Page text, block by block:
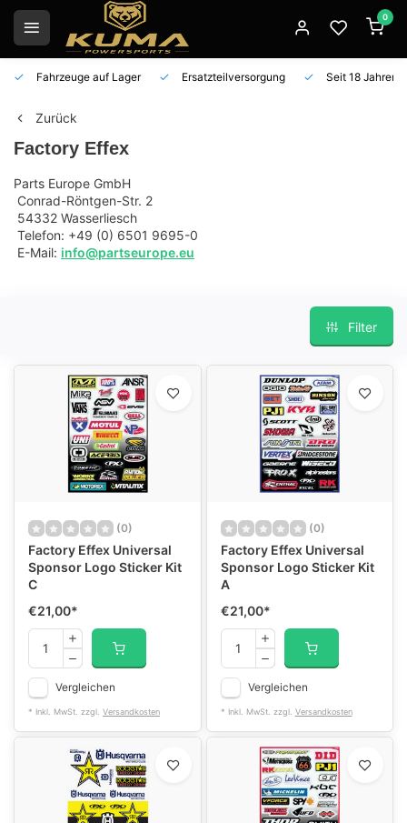
0
Fahrzeuge auf Lager Ersatzteilversorgung Seit 18 Jahren
Zurück
Factory Effex
Parts Europe GmbH
Conrad-Röntgen-Str. 2
54332 Wasserliesch
Telefon: +49 (0) 6501 9695-0
E-Mail: info@partseurope.eu
Filter
(0)
Factory Effex Universal
Sponsor Logo Sticker Kit
C
€21,00*
Vergleichen
* Inkl. MwSt. zzgl. Versandkosten
(0)
Factory Effex Universal
Sponsor Logo Sticker Kit
A
€21,00*
Vergleichen
* Inkl. MwSt. zzgl. Versandkosten